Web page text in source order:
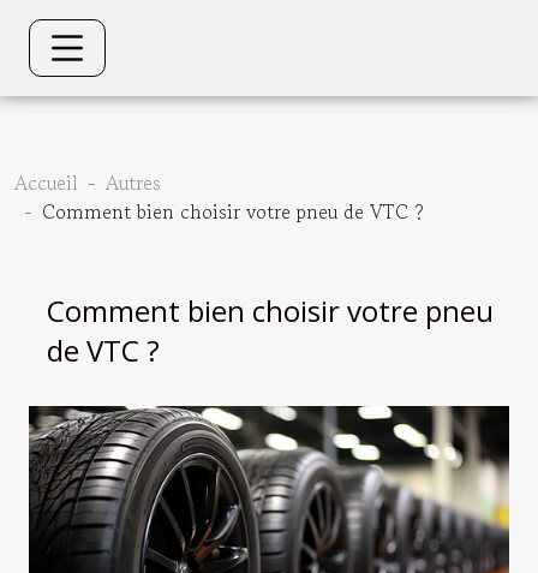
Accueil
Autres
Comment bien choisir votre pneu de VTC ?
Comment bien choisir votre pneu
de VTC ?